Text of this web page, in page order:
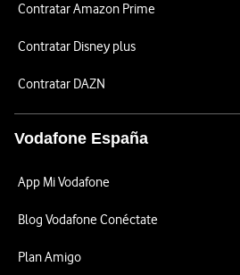
Contratar Amazon Prime
Contratar Disney plus
Contratar DAZN
Vodafone España
App Mi Vodafone
Blog Vodafone Conéctate
Plan Amigo